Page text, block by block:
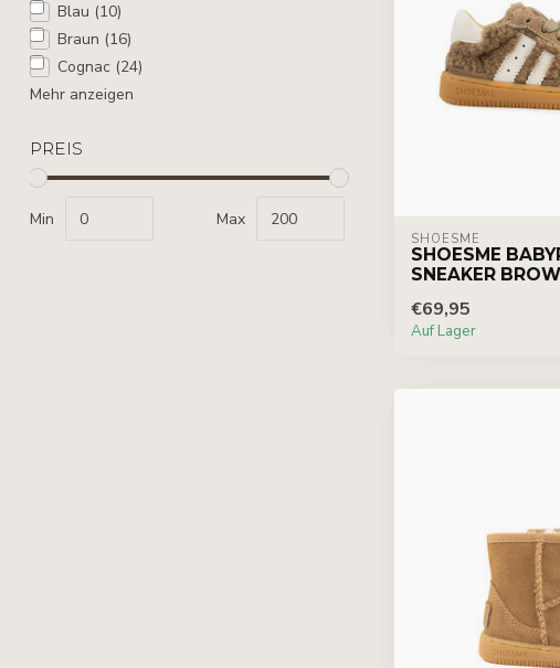
Blau (10)
Braun (16)
Cognac (24)
Mehr anzeigen
PREIS
Min Max
SHOESME
SHOESME
SNEAKER
€69,95
Auf Lager